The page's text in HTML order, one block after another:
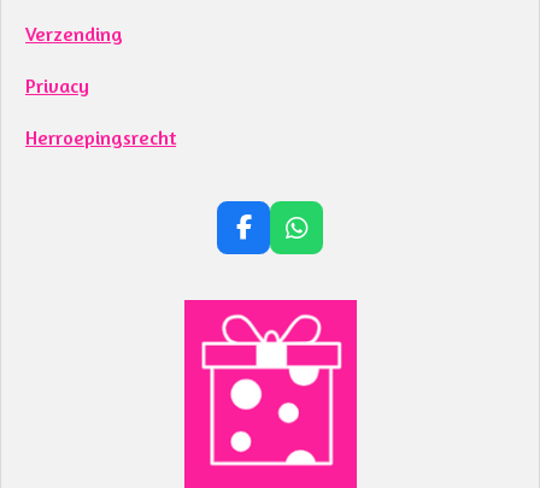
Verzending
Privacy
Herroepingsrecht
F
a
e
b
o
k
W
h
t
s
p
p